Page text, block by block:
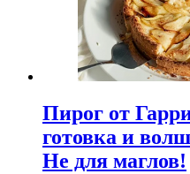
Пирог от
готовка и
Не для маглов!